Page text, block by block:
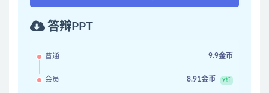
答辩PPT
普通 9.9金币
会员 8.91金币 9折